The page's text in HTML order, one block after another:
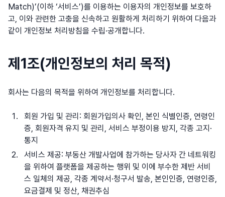
Match)’(이하 ‘서비스’)를 이용하는 이용자의 개인정보를 보호하
고, 이와 관련한 고충을 신속하고 원활하게 처리하기 위하여 다음과
같이 개인정보 처리방침을 수립·공개합니다.
제1조(개인정보의 처리 목적)
회사는 다음의 목적을 위하여 개인정보를 처리합니다.
회원 가입 및 관리: 회원가입의사 확인, 본인 식별인증, 연령인
증, 회원자격 유지 및 관리, 서비스 부정이용 방지, 각종 고지·
통지
서비스 제공: 부동산 개발사업에 참가하는 당사자 간 네트워킹
을 위하여 플랫폼을 제공하는 행위 및 이에 부수한 제반 서비
스 일체의 제공, 각종 계약서·청구서 발송, 본인인증, 연령인증,
요금결제 및 정산, 채권추심